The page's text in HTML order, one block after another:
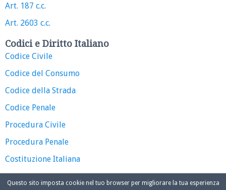
Art. 187 c.c.
Art. 2603 c.c.
Codici e Diritto Italiano
Codice Civile
Codice del Consumo
Codice della Strada
Codice Penale
Procedura Civile
Procedura Penale
Costituzione Italiana
Questo sito imposta cookie nel tuo browser per migliorare la tua esperienza